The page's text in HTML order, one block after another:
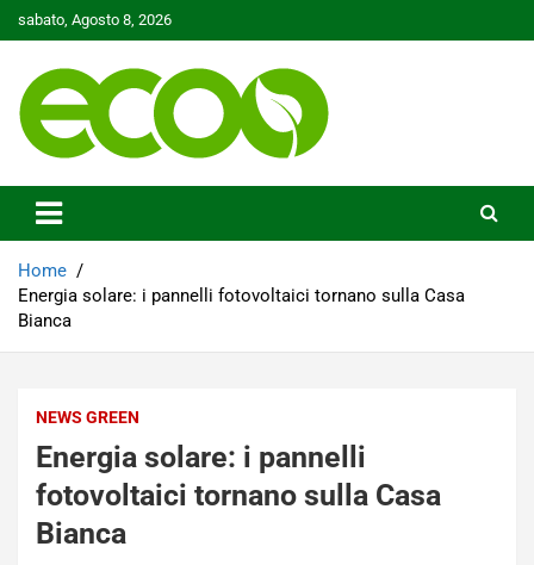
to
sabato, Agosto 8, 2026
Ecoo.it
Home
Energia solare: i pannelli fotovoltaici tornano sulla Casa
Bianca
NEWS GREEN
Energia solare: i pannelli
fotovoltaici tornano sulla Casa
Bianca